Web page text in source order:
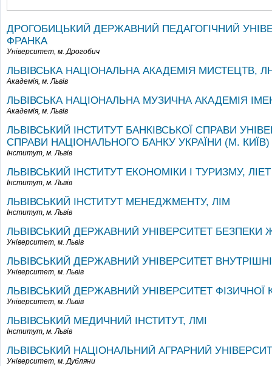
ДРОГОБИЦЬКИЙ ДЕРЖАВНИЙ ПЕДАГОГІЧНИЙ
ФРАНКА
Університет, м. Дрогобич
ЛЬВІВСЬКА НАЦІОНАЛЬНА АКАДЕМІЯ МИСТЕЦТВ,
Академія, м. Львів
ЛЬВІВСЬКА НАЦІОНАЛЬНА МУЗИЧНА АКАДЕМІЯ
Академія, м. Львів
ЛЬВІВСЬКИЙ ІНСТИТУТ БАНКІВСЬКОЇ СПРАВИ
СПРАВИ НАЦІОНАЛЬНОГО БАНКУ УКРАЇНИ (М. КИЇВ)
Інститут, м. Львів
ЛЬВІВСЬКИЙ ІНСТИТУТ ЕКОНОМІКИ І ТУРИЗМУ, ЛІЕТ
Інститут, м. Львів
ЛЬВІВСЬКИЙ ІНСТИТУТ МЕНЕДЖМЕНТУ, ЛІМ
Інститут, м. Львів
ЛЬВІВСЬКИЙ ДЕРЖАВНИЙ УНІВЕРСИТЕТ БЕЗПЕКИ
Університет, м. Львів
ЛЬВІВСЬКИЙ ДЕРЖАВНИЙ УНІВЕРСИТЕТ
Університет, м. Львів
ЛЬВІВСЬКИЙ ДЕРЖАВНИЙ УНІВЕРСИТЕТ ФІЗИЧНОЇ
Університет, м. Львів
ЛЬВІВСЬКИЙ МЕДИЧНИЙ ІНСТИТУТ, ЛМІ
Інститут, м. Львів
ЛЬВІВСЬКИЙ НАЦІОНАЛЬНИЙ АГРАРНИЙ
Університет, м. Дубляни